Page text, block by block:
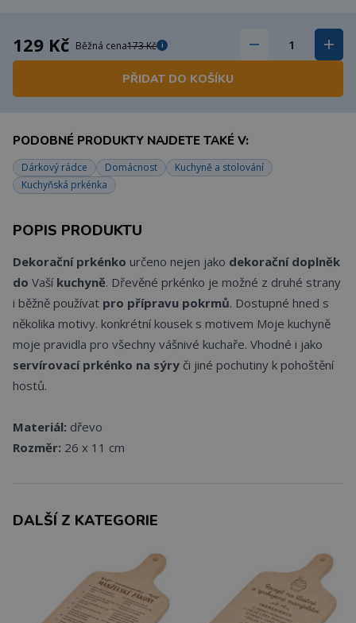
129 Kč Běžná cena173 Kč i
PŘIDAT DO KOŠÍKU
PODOBNÉ PRODUKTY NAJDETE TAKÉ V:
Dárkový rádce Domácnost
Kuchyně a stolování
Kuchyňská prkénka
POPIS PRODUKTU
Dekorační prkénko určeno nejen jako dekorační doplněk
do Vaší kuchyně. Dřevěné prkénko je možné z druhé strany
i běžně používat pro přípravu pokrmů. Dostupné hned s
několika motivy. konkrétní kousek s motivem Moje kuchyně
moje pravidla pro všechny vášnivé kuchaře. Vhodné i jako
servírovací prkénko na sýry či jiné pochutiny k pohoštění
hostů.
Materiál: dřevo
Rozměr: 26 x 11 cm
DALŠÍ Z KATEGORIE